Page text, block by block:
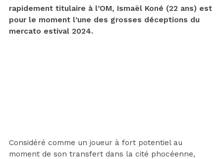
rapidement titulaire à l’OM, Ismaël Koné (22 ans) est
pour le moment l’une des grosses déceptions du
mercato estival 2024.
Considéré comme un joueur à fort potentiel au
moment de son transfert dans la cité phocéenne,